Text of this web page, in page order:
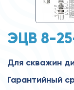
ЭЦВ 8-
Для скважин
Гарантийный